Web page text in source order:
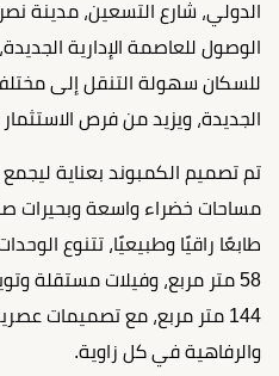
الدولي، شارع التسعين، مدينة
الوصول للعاصمة الإدارية
للسكان سهولة التنقل إلى
الجديدة، ويزيد من فرص
تم تصميم الكمبوند بعناية
مساحات خضراء واسعة وبحيرات
طابعًا راقيًا وطبيعيًا، تتنوع
58 متر مربع، وفيلات مستقلة
144 متر مربع، مع تصميمات
والرفاهية في كل زاوية.